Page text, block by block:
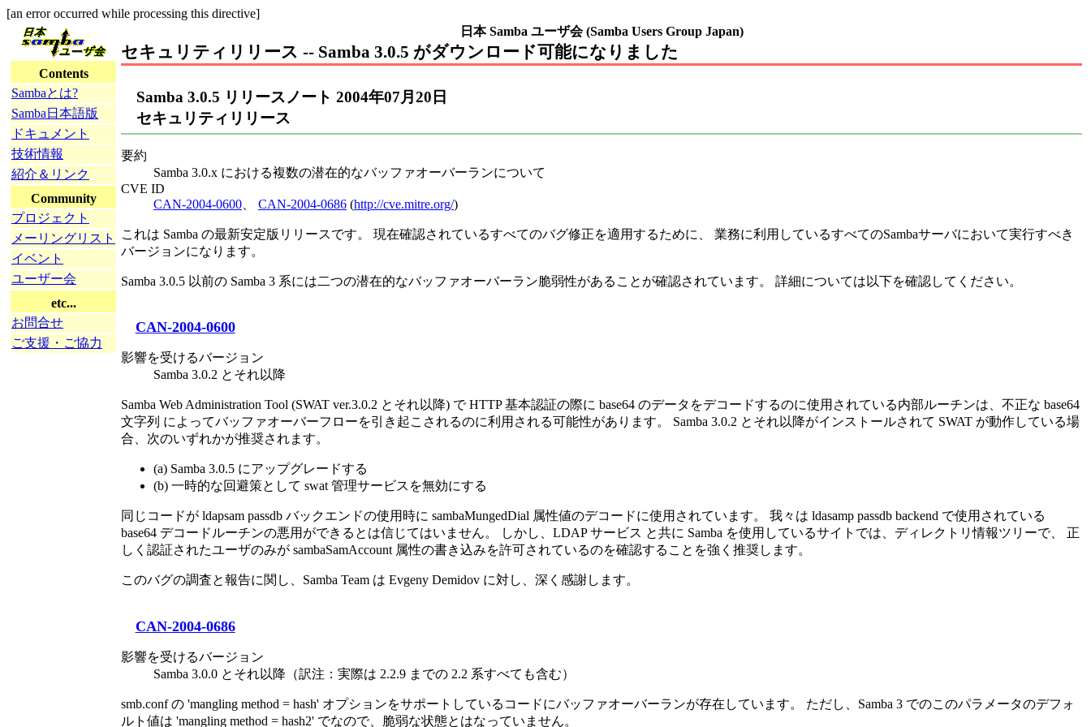
[an error occurred while processing this directive]
Contents
Sambaとは?
Samba日本語版
ドキュメント
技術情報
紹介＆リンク
Community
プロジェクト
メーリングリスト
イベント
ユーザー会
etc...
お問合せ
ご支援・ご協力
日本 Samba ユーザ会 (Samba Users Group Japan)
セキュリティリリース -- Samba 3.0.5 がダウンロード可能になりました
Samba 3.0.5 リリースノート 2004年07月20日
セキュリティリリース
要約
Samba 3.0.x における複数の潜在的なバッファオーバーランについて
CVE ID
CAN-2004-0600
CAN-2004-0686 (http://cve.mitre.org/)
これは Samba の最新安定版リリースです。 現在確認されているすべてのバグ修正を適用するために、 業務に利用しているすべてのSambaサーバにおいて実行すべき
バージョンになります。
Samba 3.0.5 以前の Samba 3 系には二つの潜在的なバッファオーバーラン脆弱性があることが確認されています。 詳細については以下を確認してください。
CAN-2004-0600
影響を受けるバージョン
Samba 3.0.2 とそれ以降
Samba Web Administration Tool (SWAT ver.3.0.2 とそれ以降) で HTTP 基本認証の際に base64 のデータをデコードするのに使用されている内部ルーチンは、不正な base64
文字列 によってバッファオーバーフローを引き起こされるのに利用される可能性があります。 Samba 3.0.2 とそれ以降がインストールされて SWAT が動作している場
合、次のいずれかが推奨されます。
(a) Samba 3.0.5 にアップグレードする
(b) 一時的な回避策として swat 管理サービスを無効にする
同じコードが ldapsam passdb バックエンドの使用時に sambaMungedDial 属性値のデコードに使用されています。 我々は ldasamp passdb backend で使用されている
base64 デコードルーチンの悪用ができるとは信じてはいません。 しかし、LDAP サービス と共に Samba を使用しているサイトでは、ディレクトリ情報ツリーで、 正
しく認証されたユーザのみが sambaSamAccount 属性の書き込みを許可されているのを確認することを強く推奨します。
このバグの調査と報告に関し、Samba Team は Evgeny Demidov に対し、深く感謝します。
CAN-2004-0686
影響を受けるバージョン
Samba 3.0.0 とそれ以降（訳注：実際は 2.2.9 までの 2.2 系すべても含む）
smb.conf の 'mangling method = hash' オプションをサポートしているコードにバッファオーバーランが存在しています。 ただし、Samba 3 でのこのパラメータのデフォ
ルト値は 'mangling method = hash2' でなので、脆弱な状態とはなっていません。